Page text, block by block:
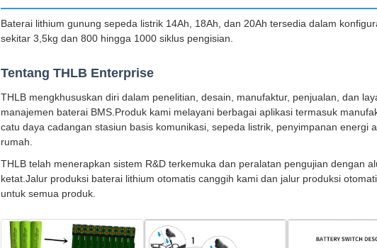
Baterai lithium gunung sepeda listrik 14Ah, 18Ah, dan 20Ah tersedia dalam
sekitar 3,5kg dan 800 hingga 1000 siklus pengisian.
Tentang THLB Enterprise
THLB mengkhususkan diri dalam penelitian, desain, manufaktur, penjualan, dan
manajemen baterai BMS.Produk kami melayani berbagai aplikasi termasuk
catu daya cadangan stasiun basis komunikasi, sepeda listrik, penyimpanan
rumah.
THLB telah menerapkan sistem R&D terkemuka dan peralatan pengujian dengan
ketat.Jalur produksi baterai lithium otomatis canggih kami dan jalur produksi
untuk semua produk.